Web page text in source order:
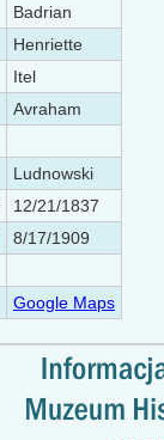
Badrian
Henriette
Itel
Avraham
Ludnowski
12/21/1837
8/17/1909
Google Maps